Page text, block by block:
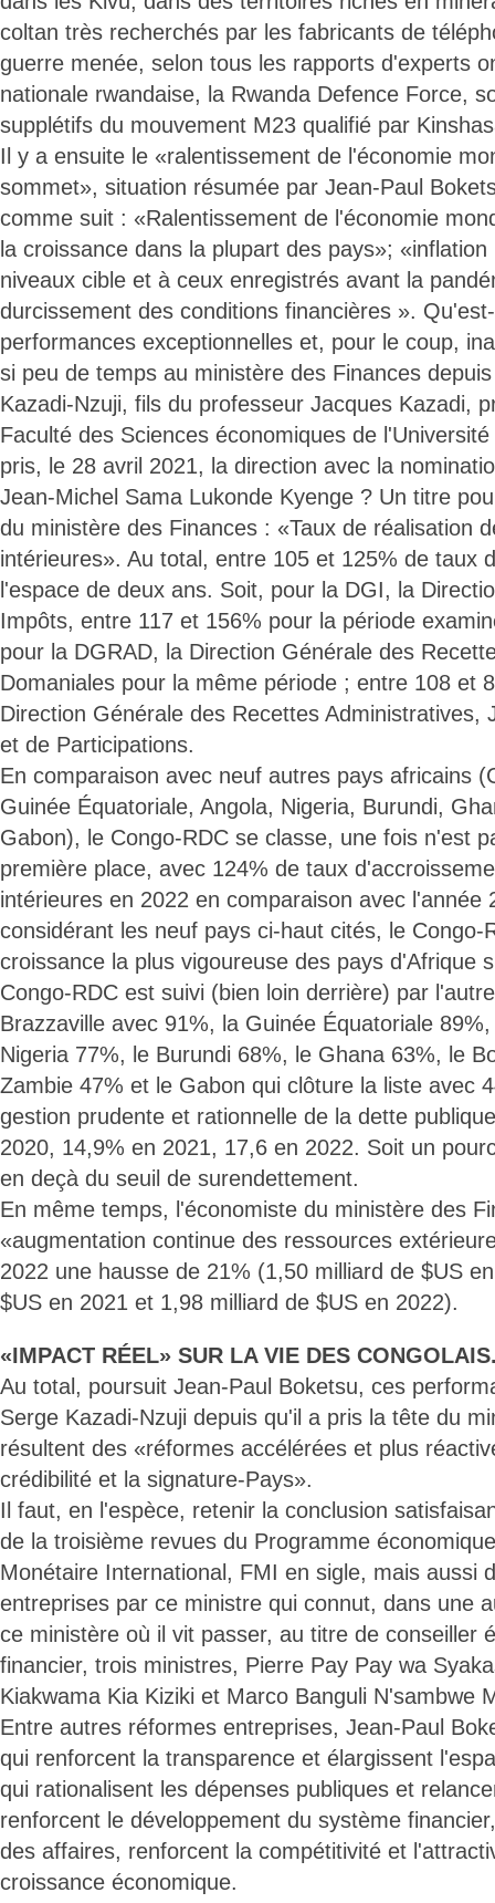
coltan très recherchés par les fabricants de
guerre menée, selon tous les rapports d'experts
nationale rwandaise, la Rwanda Defence Force,
supplétifs du mouvement M23 qualifié par
Il y a ensuite le «ralentissement de l'économie
sommet», situation résumée par Jean-Paul
comme suit : «Ralentissement de l'économie
la croissance dans la plupart des pays»;
niveaux cible et à ceux enregistrés avant la
durcissement des conditions financières ».
performances exceptionnelles et, pour le coup,
si peu de temps au ministère des Finances
Kazadi-Nzuji, fils du professeur Jacques Kazadi,
Faculté des Sciences économiques de
pris, le 28 avril 2021, la direction avec la
Jean-Michel Sama Lukonde Kyenge ? Un titre
du ministère des Finances : «Taux de réalisation
intérieures». Au total, entre 105 et 125% de taux
l'espace de deux ans. Soit, pour la DGI, la
Impôts, entre 117 et 156% pour la période
pour la DGRAD, la Direction Générale des
Domaniales pour la même période ; entre 108 et
Direction Générale des Recettes Administratives,
et de Participations.
En comparaison avec neuf autres pays africains
Guinée Équatoriale, Angola, Nigeria, Burundi,
Gabon), le Congo-RDC se classe, une fois n'est
première place, avec 124% de taux
intérieures en 2022 en comparaison avec l'année
considérant les neuf pays ci-haut cités, le Congo-
croissance la plus vigoureuse des pays d'Afrique
Congo-RDC est suivi (bien loin derrière) par
Brazzaville avec 91%, la Guinée Équatoriale
Nigeria 77%, le Burundi 68%, le Ghana 63%, le
Zambie 47% et le Gabon qui clôture la liste avec
gestion prudente et rationnelle de la dette
2020, 14,9% en 2021, 17,6 en 2022. Soit un
en deçà du seuil de surendettement.
En même temps, l'économiste du ministère des
«augmentation continue des ressources
2022 une hausse de 21% (1,50 milliard de $US
$US en 2021 et 1,98 milliard de $US en 2022).
«IMPACT RÉEL» SUR LA VIE DES
Au total, poursuit Jean-Paul Boketsu, ces
Serge Kazadi-Nzuji depuis qu'il a pris la tête du
résultent des «réformes accélérées et plus
crédibilité et la signature-Pays».
Il faut, en l'espèce, retenir la conclusion
de la troisième revues du Programme
Monétaire International, FMI en sigle, mais aussi
entreprises par ce ministre qui connut, dans une
ce ministère où il vit passer, au titre de conseiller
financier, trois ministres, Pierre Pay Pay wa
Kiakwama Kia Kiziki et Marco Banguli N'sambwe
Entre autres réformes entreprises, Jean-Paul
qui renforcent la transparence et élargissent
qui rationalisent les dépenses publiques et
renforcent le développement du système
des affaires, renforcent la compétitivité et
croissance économique.